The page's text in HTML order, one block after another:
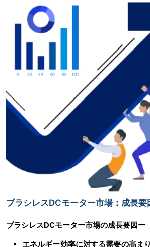
ブラシレスDCモーター市場：成長要
ブラシレスDCモーター市場の成長要因ー
エネルギー効率に対する需要の高まり